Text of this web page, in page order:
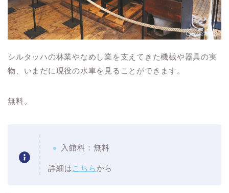
シルタッハの林業やなめし業を支えてきた機械や器具の実
物、いまだに現役の水車を見ることができます。
無料。
入館料：無料
詳細はこちら から